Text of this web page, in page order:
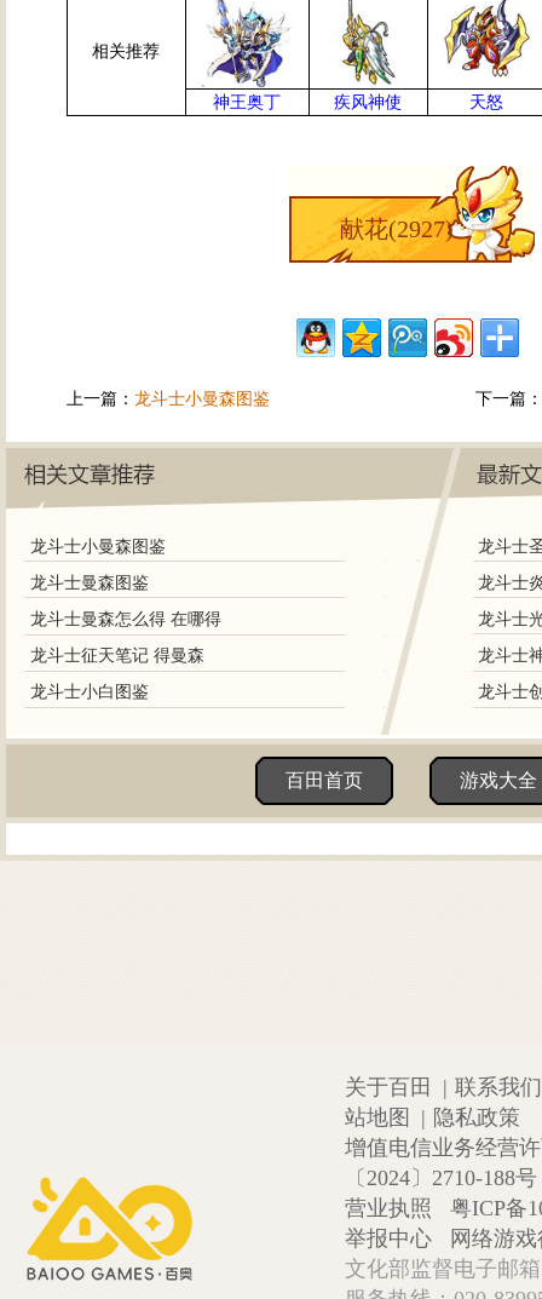
相关推荐
神王奥丁 疾风神使 天怒
献花(2927)
上一篇： 龙斗士小曼森图鉴 下一篇：
龙斗士小曼森图鉴
龙斗士曼森图鉴
龙斗士曼森怎么得 在哪得
龙斗士征天笔记 得曼森
龙斗士小白图鉴
百田首页 游戏大全
关于百田 | 联系我们
站地图
| 隐私政策
增值电信业务经营
〔2024〕2710-188号
营业执照
粤ICP备
举报中心
网络游
文化部监督电子邮